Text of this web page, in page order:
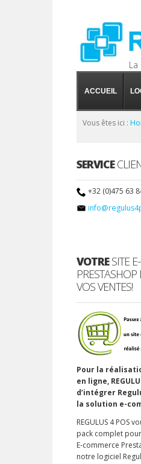
ACCUEIL
Vous êtes ici :
SERVICE
+32 (0)475 63
VOTRESITE
VOS VENTES!
Pour la
en ligne,
d’intégrer
la solution e-
REGULUS 4 POS
pack complet
E-commerce
notre logiciel